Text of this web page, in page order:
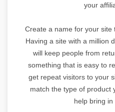
your
Create a name for your site
Having a site with a million
will keep people from
something that is easy to
get repeat visitors to your
match the type of product
help bring in